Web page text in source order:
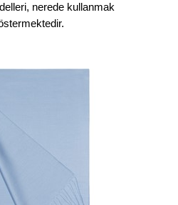
nerede kullanmak